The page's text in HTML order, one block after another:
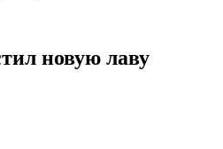
новую лаву